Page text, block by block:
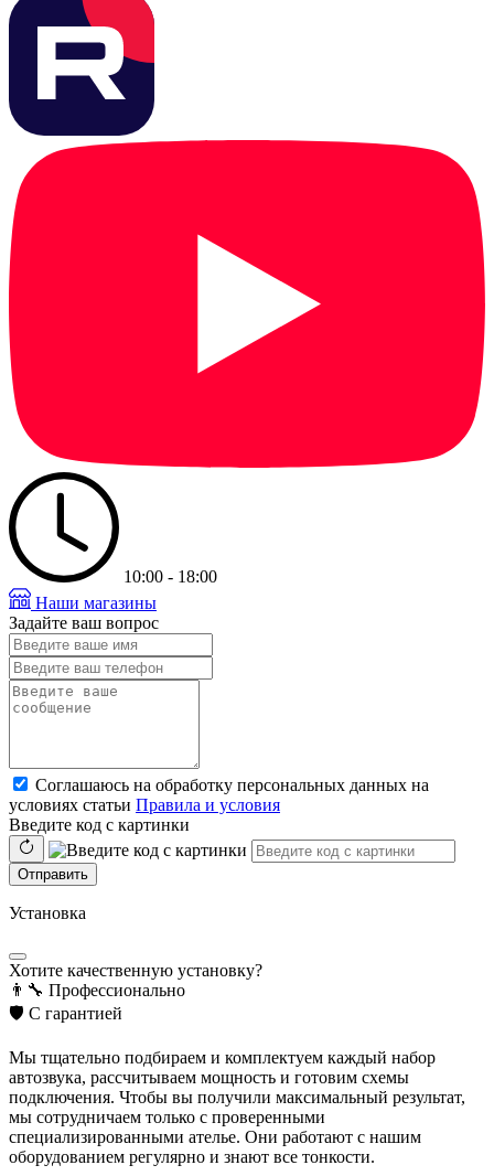
10:00 - 18:00
Наши магазины
Задайте ваш вопрос
Соглашаюсь на обработку персональных данных на
условиях статьи Правила и условия
Введите код с картинки
Отправить
Установка
Хотите качественную установку?
👨‍🔧 Профессионально
🛡️ С гарантией
Мы тщательно подбираем и комплектуем каждый набор
автозвука, рассчитываем мощность и готовим схемы
подключения. Чтобы вы получили максимальный результат,
мы сотрудничаем только с проверенными
специализированными ателье. Они работают с нашим
оборудованием регулярно и знают все тонкости.